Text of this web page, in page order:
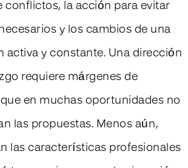
conflictos, la acción para evitar
y los cambios de una
activa y constante. Una dirección
requiere márgenes de
en muchas oportunidades no
las propuestas. Menos aún,
las características profesionales